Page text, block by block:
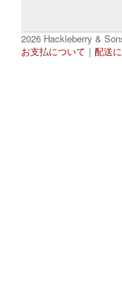
2026 Hackleberry &
お支払について ｜ 配送